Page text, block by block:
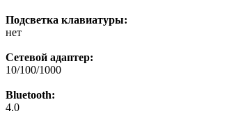
Подсветка клавиатуры:
нет
Сетевой адаптер:
10/100/1000
Bluetooth:
4.0